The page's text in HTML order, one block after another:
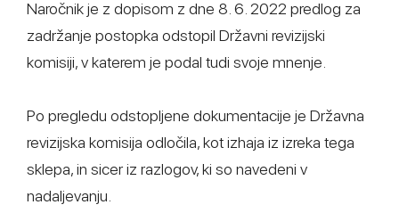
Naročnik je z dopisom z dne 8. 6. 2022 predlog za
zadržanje postopka odstopil Državni revizijski
komisiji, v katerem je podal tudi svoje mnenje.
Po pregledu odstopljene dokumentacije je Državna
revizijska komisija odločila, kot izhaja iz izreka tega
sklepa, in sicer iz razlogov, ki so navedeni v
nadaljevanju.